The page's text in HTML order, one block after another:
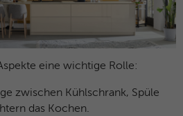
eine wichtige Rolle:
zwischen Kühlschrank, Spüle
das Kochen.